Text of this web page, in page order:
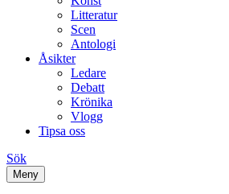
Litteratur
Scen
Antologi
Åsikter
Ledare
Debatt
Krönika
Vlogg
Tipsa oss
Sök
Meny